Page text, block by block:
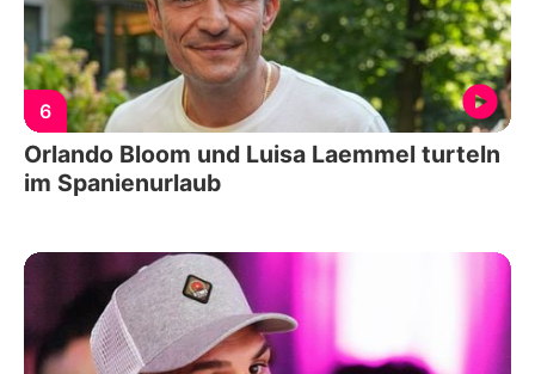
6
Orlando Bloom und Luisa Laemmel turteln
im Spanienurlaub